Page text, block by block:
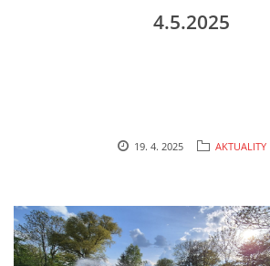
4.5.2025
19. 4. 2025 AKTUALITY